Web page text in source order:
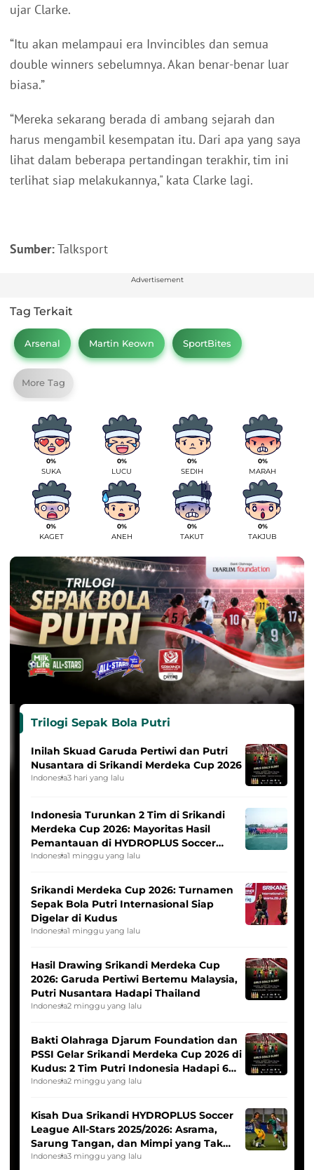
ujar Clarke.
“Itu akan melampaui era Invincibles dan semua
double winners sebelumnya. Akan benar-benar luar
biasa.”
“Mereka sekarang berada di ambang sejarah dan
harus mengambil kesempatan itu. Dari apa yang saya
lihat dalam beberapa pertandingan terakhir, tim ini
terlihat siap melakukannya," kata Clarke lagi.
Sumber:Talksport
Advertisement
Tag Terkait
Arsenal Martin Keown SportBites
More Tag
0%
SUKA
0%
LUCU
0%
SEDIH
0%
MARAH
0%
KAGET
0%
ANEH
0%
TAKUT
0%
TAKJUB
Trilogi Sepak Bola Putri
Inilah Skuad Garuda Pertiwi dan Putri
Nusantara di Srikandi Merdeka Cup 2026
Indonesia3 hari yang lalu
Indonesia Turunkan 2 Tim di Srikandi
Merdeka Cup 2026: Mayoritas Hasil
Pemantauan di HYDROPLUS Soccer
League
Indonesia1 minggu yang lalu
Srikandi Merdeka Cup 2026: Turnamen
Sepak Bola Putri Internasional Siap
Digelar di Kudus
Indonesia1 minggu yang lalu
Hasil Drawing Srikandi Merdeka Cup
2026: Garuda Pertiwi Bertemu Malaysia,
Putri Nusantara Hadapi Thailand
Indonesia2 minggu yang lalu
Bakti Olahraga Djarum Foundation dan
PSSI Gelar Srikandi Merdeka Cup 2026 di
Kudus: 2 Tim Putri Indonesia Hadapi 6
Tim Asia
Indonesia2 minggu yang lalu
Kisah Dua Srikandi HYDROPLUS Soccer
League All-Stars 2025/2026: Asrama,
Sarung Tangan, dan Mimpi yang Tak
Pernah Padam
Indonesia3 minggu yang lalu